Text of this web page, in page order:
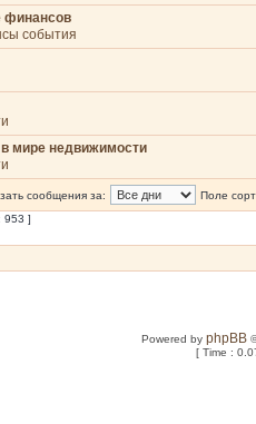
финансов
события
мире недвижимости
сообщения за:
Поле
953 ]
Powered byphpBB
[ Time :